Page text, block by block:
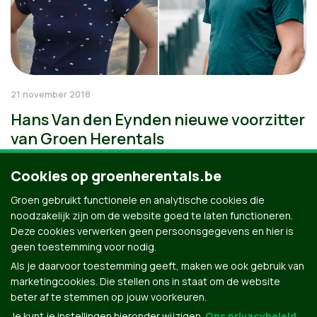
21 november 2018
Hans Van den Eynden nieuwe voorzitter
van Groen Herentals
Cookies op groenherentals.be
Groen gebruikt functionele en analytische cookies die
noodzakelijk zijn om de website goed te laten functioneren.
Deze cookies verwerken geen persoonsgegevens en hier is
geen toestemming voor nodig.
Als je daarvoor toestemming geeft, maken we ook gebruik van
marketingcookies. Die stellen ons in staat om de website
beter af te stemmen op jouw voorkeuren.